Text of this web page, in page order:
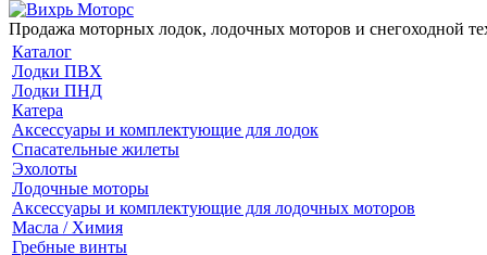
Продажа моторных лодок, лодочных моторов и снегоходной
Каталог
Лодки ПВХ
Лодки ПНД
Катера
Аксессуары и комплектующие для лодок
Спасательные жилеты
Эхолоты
Лодочные моторы
Аксессуары и комплектующие для лодочных моторов
Масла / Химия
Гребные винты